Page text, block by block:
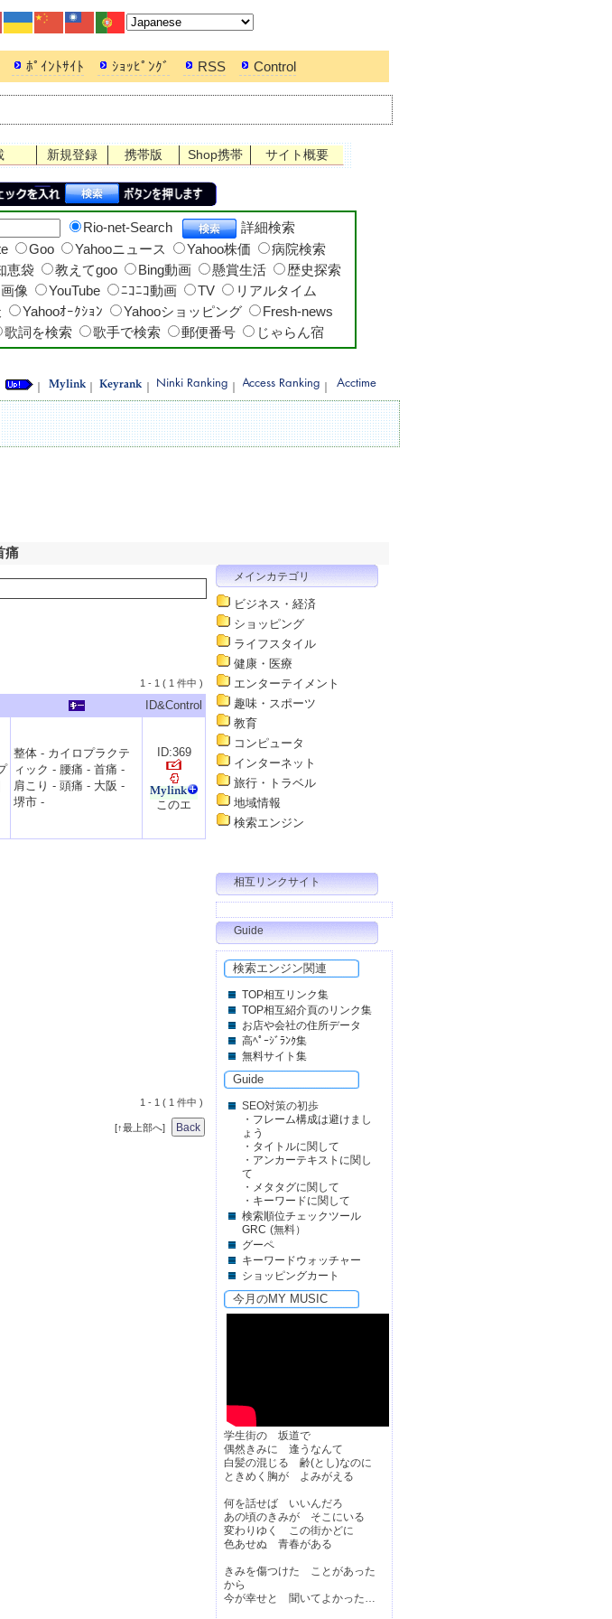
ﾎﾟｲﾝﾄｻｲﾄ ｼｮｯﾋﾟﾝｸﾞ RSS Control
サイト概要
Shop携帯
携帯版
新規登録
Rio-net-Search
詳細検索
Goo Yahooニュース Yahoo株価
病院検索
恵袋 教えてgoo Bing動画 懸賞生活
歴史探索
画像 YouTube ﾆｺﾆｺ動画 TV
リアルタイム
Yahooｵｰｸｼｮﾝ Yahooショッピング
Fresh-news
歌詞を検索 歌手で検索 郵便番号 じゃらん宿
｜ ｜
痛
1 - 1 ( 1 件中 )
ID&Control
整体 - カイロプラクテ
ィック - 腰痛 - 首痛 -
肩こり - 頭痛 - 大阪 -
堺市 -
ID:369
1 - 1 ( 1 件中 )
[↑最上部へ]
メインカテゴリ
ビジネス・経済
ショッピング
ライフスタイル
健康・医療
エンターテイメント
趣味・スポーツ
教育
コンピュータ
インターネット
旅行・トラベル
地域情報
検索エンジン
相互リンクサイト
Guide
検索エンジン関連
TOP相互リンク集
TOP相互紹介頁のリンク集
お店や会社の住所データ
高ﾍﾟｰｼﾞﾗﾝｸ集
無料サイト集
Guide
SEO対策の初歩
・ フレーム構成は避けまし
ょう
・ タイトルに関して
・ アンカーテキストに関し
て
・ メタタグに関して
・ キーワードに関して
検索順位チェックツール
GRC (無料）
グーペ
キーワードウォッチャー
ショッピングカート
今月のMY MUSIC
学生街の 坂道で
偶然きみに 逢うなんて
白髪の混じる 齢(とし)なのに
ときめく胸が よみがえる
何を話せば いいんだろ
あの頃のきみが そこにいる
変わりゆく この街かどに
色あせぬ 青春がある
きみを傷つけた ことがあった
から
今が幸せと 聞いてよかった…